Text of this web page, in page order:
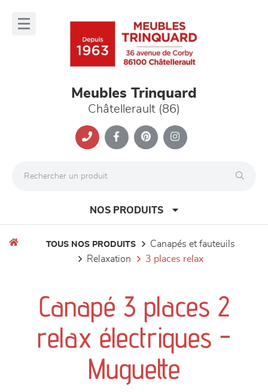
Meubles Trinquard
Châtellerault (86)
NOS PRODUITS
séjours
meubles de complément
chambres et dressing
TOUS NOS PRODUITS
canapés et fauteuils
relaxation
3 places relax
Canapé 3 places 2
relax électriques -
Muguette